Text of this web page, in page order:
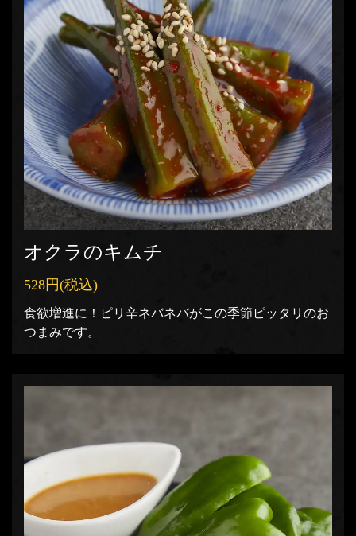
オクラのキムチ
528円(税込)
食欲増進に！ピリ辛ネバネバがこの季節ピッタリのお
つまみです。